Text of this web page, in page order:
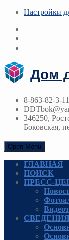
Настройки
Дом
8-863-82-3-
346250,
Боковская,
Open Menu
ГЛАВНАЯ
ПОИСК
ПРЕСС-
СВЕДЕНИЯ